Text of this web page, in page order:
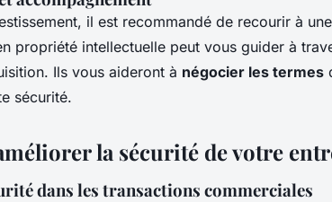
il est recommandé de recourir à
propriété intellectuelle peut vous guider à
Ils vous aideront à négocier les termes
sécurité.
la sécurité de votre
dans les transactions commerciales